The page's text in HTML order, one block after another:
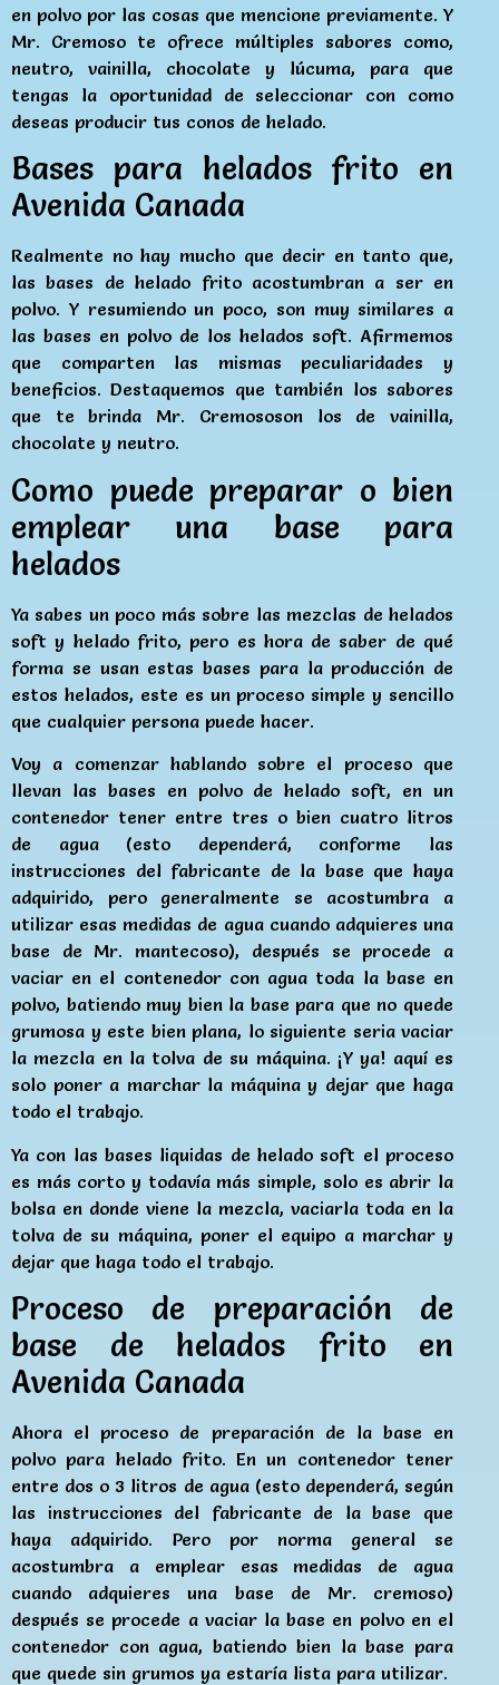
en polvo por las cosas que mencione previamente. Y
Mr. Cremoso te ofrece múltiples sabores como,
neutro, vainilla, chocolate y lúcuma, para que
tengas la oportunidad de seleccionar con como
deseas producir tus conos de helado.
Bases para helados frito en
Avenida Canada
Realmente no hay mucho que decir en tanto que,
las bases de helado frito acostumbran a ser en
polvo. Y resumiendo un poco, son muy similares a
las bases en polvo de los helados soft. Afirmemos
que comparten las mismas peculiaridades y
beneficios. Destaquemos que también los sabores
que te brinda Mr. Cremososon los de vainilla,
chocolate y neutro.
Como puede preparar o bien
emplear una base para
helados
Ya sabes un poco más sobre las mezclas de helados
soft y helado frito, pero es hora de saber de qué
forma se usan estas bases para la producción de
estos helados, este es un proceso simple y sencillo
que cualquier persona puede hacer.
Voy a comenzar hablando sobre el proceso que
llevan las bases en polvo de helado soft, en un
contenedor tener entre tres o bien cuatro litros
de agua (esto dependerá, conforme las
instrucciones del fabricante de la base que haya
adquirido, pero generalmente se acostumbra a
utilizar esas medidas de agua cuando adquieres una
base de Mr. mantecoso), después se procede a
vaciar en el contenedor con agua toda la base en
polvo, batiendo muy bien la base para que no quede
grumosa y este bien plana, lo siguiente seria vaciar
la mezcla en la tolva de su máquina. ¡Y ya! aquí es
solo poner a marchar la máquina y dejar que haga
todo el trabajo.
Ya con las bases liquidas de helado soft el proceso
es más corto y todavía más simple, solo es abrir la
bolsa en donde viene la mezcla, vaciarla toda en la
tolva de su máquina, poner el equipo a marchar y
dejar que haga todo el trabajo.
Proceso de preparación de
base de helados frito en
Avenida Canada
Ahora el proceso de preparación de la base en
polvo para helado frito. En un contenedor tener
entre dos o 3 litros de agua (esto dependerá, según
las instrucciones del fabricante de la base que
haya adquirido. Pero por norma general se
acostumbra a emplear esas medidas de agua
cuando adquieres una base de Mr. cremoso)
después se procede a vaciar la base en polvo en el
contenedor con agua, batiendo bien la base para
que quede sin grumos ya estaría lista para utilizar.